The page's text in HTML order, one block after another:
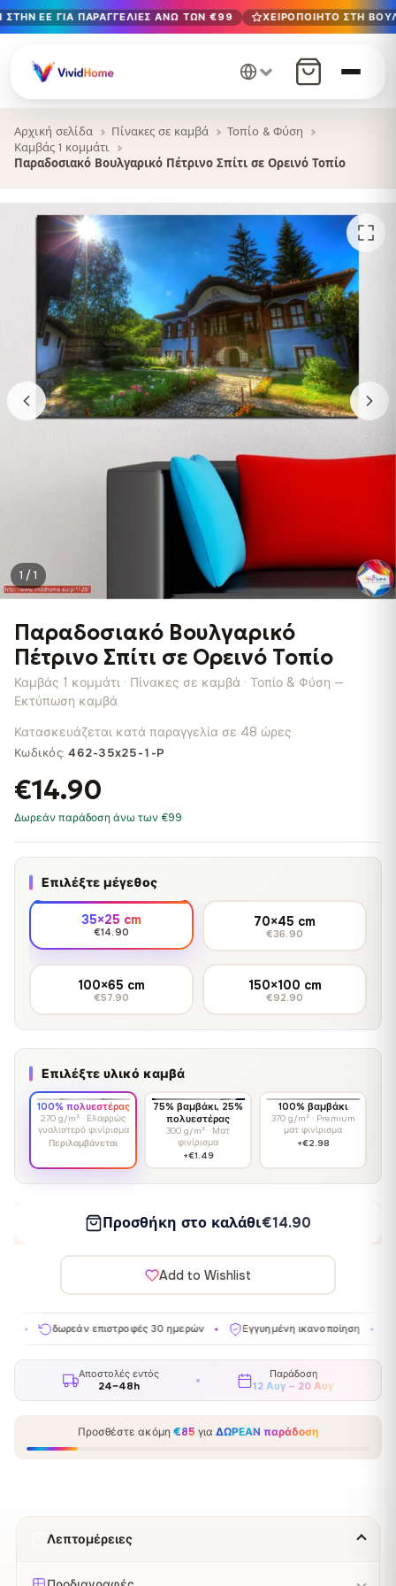
Δωρεάν παράδοση στην ΕΕ για παραγγελίες άνω των €99
Χειροποίητο στη Βουλγαρία · Παράδοση σε 1-7 ημέρες σε
12+ χρόνια χειροτεχνίας · Μόνο υλικά υψηλής ποιότητας
ΕΕ ΓΙΑ ΠΑΡΑΓΓΕΛΊΕΣ ΆΝΩ ΤΩΝ €99 ΧΕΙΡΟΠΟΊΗΤΟ ΣΤΗ
Αρχική σελίδα Πίνακες σε καμβά
Τοπίο & Φύση
Καμβάς 1 κομμάτι
Παραδοσιακό Βουλγαρικό Πέτρινο Σπίτι σε Ορεινό Τοπίο
1 / 1
Παραδοσιακό Βουλγαρικό
Πέτρινο Σπίτι σε Ορεινό Τοπίο
Καμβάς 1 κομμάτι · Πίνακες σε καμβά · Τοπίο & Φύση —
Εκτύπωση καμβά
Κατασκευάζεται κατά παραγγελία σε 48 ώρες·
Κωδικός:462-35x25-1-P
€14.90
Δωρεάν παράδοση άνω των €99
Επιλέξτε μέγεθος
35×25 cm
€14.90
70×45 cm
€36.90
100×65 cm
€57.90
150×100 cm
€92.90
Επιλέξτε υλικό καμβά
100% πολυεστέρας
270 g/m² · Ελαφρώς
γυαλιστερό φινίρισμα
Περιλαμβάνεται
75% βαμβάκι, 25%
πολυεστέρας
300 g/m² · Ματ
φινίρισμα
+€1.49
100% βαμβάκι
370 g/m² · Premium
ματ φινίρισμα
+€2.98
Προσθήκη στο καλάθι€14.90
Add to Wishlist
επιστροφές 30 ημερών ✦ Εγγυημένη ικανοποίηση ✦
Αποστολές εντός
24–48h
Παράδοση
12 Αυγ – 20 Αυγ
Προσθέστε ακόμη €85 για ΔΩΡΕΑΝ παράδοση
Λεπτομέρειες